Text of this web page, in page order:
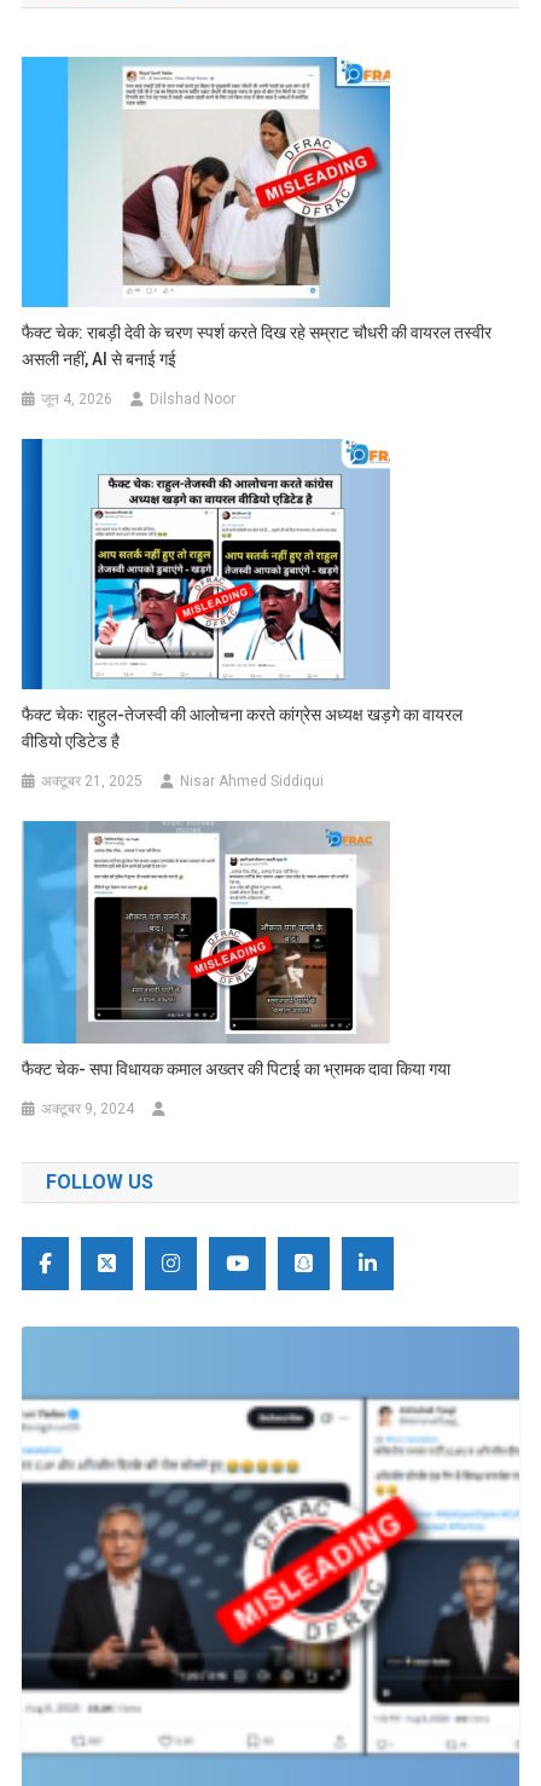
फैक्ट चेक: राबड़ी देवी के चरण स्पर्श करते दिख रहे सम्राट चौधरी की वायरल तस्वीर
असली नहीं, AI से बनाई गई
जून 4, 2026 Dilshad Noor
फैक्ट चेकः राहुल-तेजस्वी की आलोचना करते कांग्रेस अध्यक्ष खड़गे का वायरल
वीडियो एडिटेड है
अक्टूबर 21, 2025 Nisar Ahmed Siddiqui
फैक्ट चेक- सपा विधायक कमाल अख्तर की पिटाई का भ्रामक दावा किया गया
अक्टूबर 9, 2024
FOLLOW US